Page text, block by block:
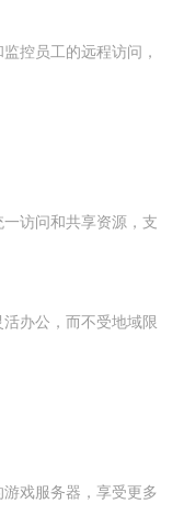
控员工的远程访问，
访问和共享资源，支
办公，而不受地域限
戏服务器，享受更多